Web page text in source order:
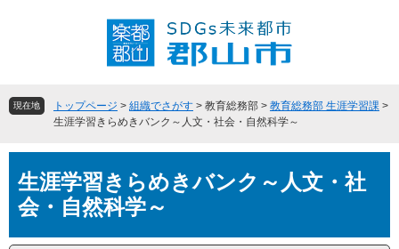
頭
飛現在地 トップページ > 組織でさがす > 教育総務部 > 教育総務部 生涯学習課 >
生涯学習きらめきバンク～人文・社会・自然科学～
文生涯学習きらめきバンク～人文・社
会・自然科学～